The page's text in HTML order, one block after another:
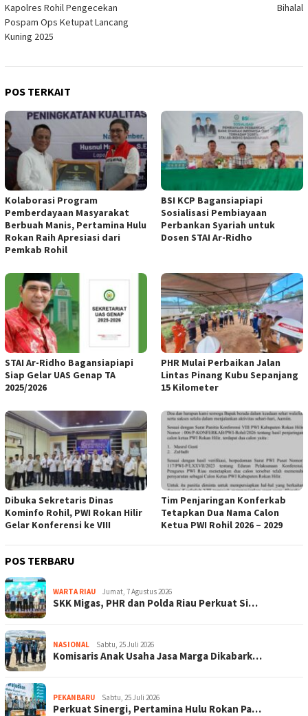
Kapolres Rohil Pengecekan
Pospam Ops Ketupat Lancang
Kuning 2025
Bihalal
POS TERKAIT
Kolaborasi Program
Pemberdayaan Masyarakat
Berbuah Manis, Pertamina Hulu
Rokan Raih Apresiasi dari
Pemkab Rohil
BSI KCP Bagansiapiapi
Sosialisasi Pembiayaan
Perbankan Syariah untuk
Dosen STAI Ar-Ridho
STAI Ar-Ridho Bagansiapiapi
Siap Gelar UAS Genap TA
2025/2026
PHR Mulai Perbaikan Jalan
Lintas Pinang Kubu Sepanjang
15 Kilometer
Dibuka Sekretaris Dinas
Kominfo Rohil, PWI Rokan Hilir
Gelar Konferensi ke VIII
Tim Penjaringan Konferkab
Tetapkan Dua Nama Calon
Ketua PWI Rohil 2026 – 2029
POS TERBARU
WARTA RIAU Jumat, 7 Agustus 2026
SKK Migas, PHR dan Polda Riau Perkuat Si…
NASIONAL Sabtu, 25 Juli 2026
Komisaris Anak Usaha Jasa Marga Dikabark…
PEKANBARU Sabtu, 25 Juli 2026
Perkuat Sinergi, Pertamina Hulu Rokan Pa…